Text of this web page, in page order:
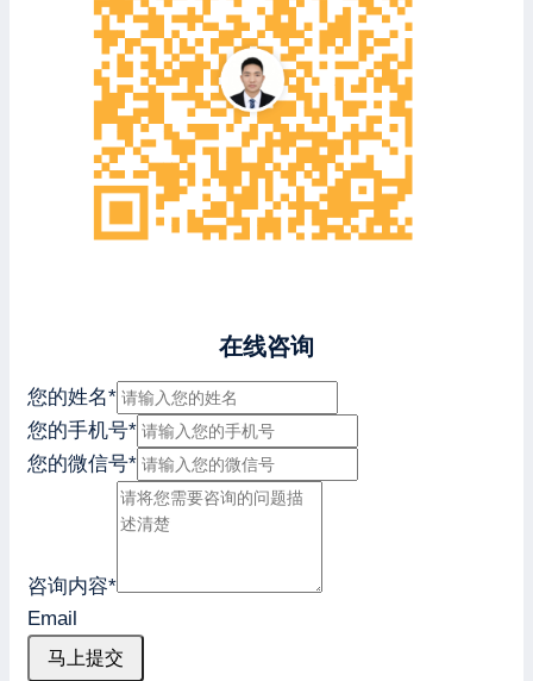
在线咨询
您的姓名*
您的手机号*
您的微信号*
咨询内容*
Email
马上提交